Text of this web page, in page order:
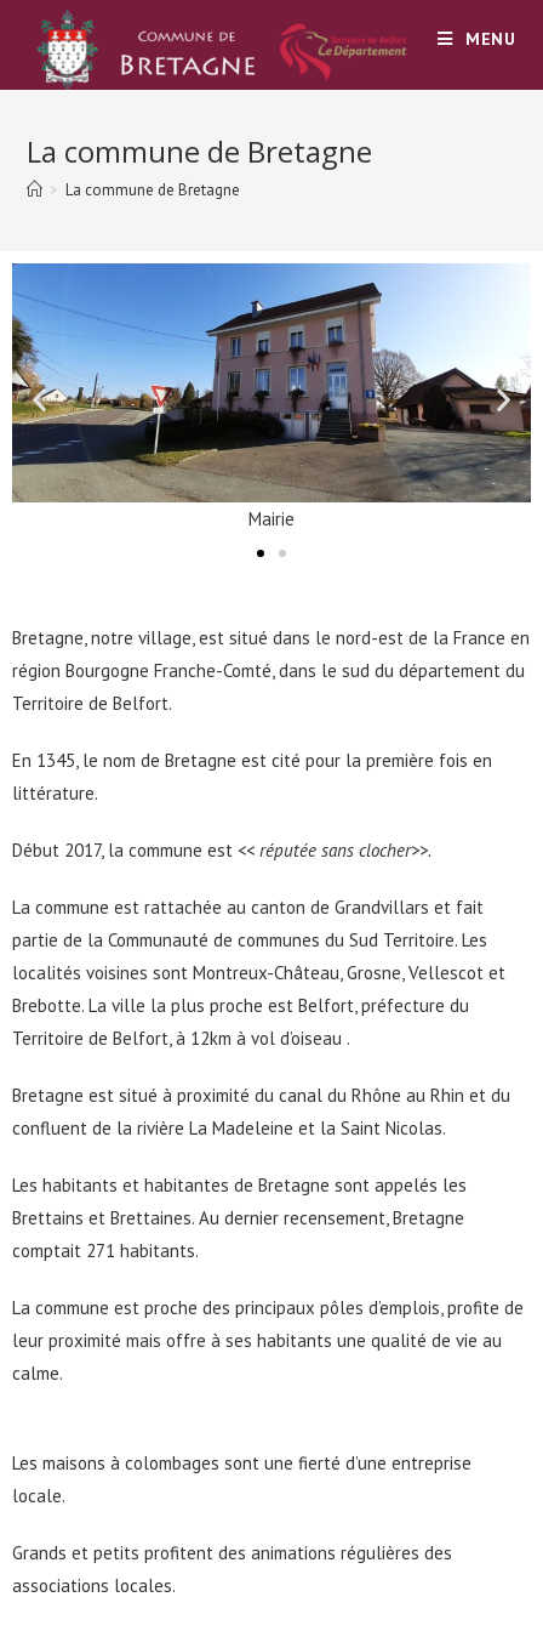
MENU
La commune de Bretagne
> La commune de Bretagne
Mairie
Bretagne, notre village, est situé dans le nord-est de la France en
région Bourgogne Franche-Comté, dans le sud du département du
Territoire de Belfort.
En 1345, le nom de Bretagne est cité pour la première fois en
littérature.
Début 2017, la commune est << réputée sans clocher>>.
La commune est rattachée au canton de Grandvillars et fait
partie de la Communauté de communes du Sud Territoire. Les
localités voisines sont Montreux-Château, Grosne, Vellescot et
Brebotte. La ville la plus proche est Belfort, préfecture du
Territoire de Belfort, à 12km à vol d’oiseau .
Bretagne est situé à proximité du canal du Rhône au Rhin et du
confluent de la rivière La Madeleine et la Saint Nicolas.
Les habitants et habitantes de Bretagne sont appelés les
Brettains et Brettaines. Au dernier recensement, Bretagne
comptait 271 habitants.
La commune est proche des principaux pôles d’emplois, profite de
leur proximité mais offre à ses habitants une qualité de vie au
calme.
Les maisons à colombages sont une fierté d’une entreprise
locale.
Grands et petits profitent des animations régulières des
associations locales.